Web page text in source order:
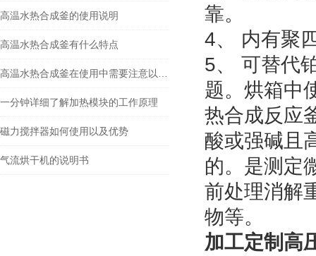
高温水热合成釜的使用说明
高温水热合成釜有什么特点
一分钟详细了解加热模块的工作原理
磁力搅拌器如何使用以及优势
气流烘干机的说明书
靠。
4、 内有聚
5、 可替代
题。烘箱中
热合成反应
酸或强碱且
的。是测定
前处理消解
物等。
加工定制高